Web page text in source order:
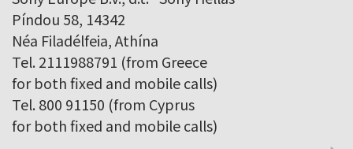
Píndou 58, 14342
Néa Filadélfeia, Athína
Tel. 2111988791 (from Greece
for both fixed and mobile calls)
Tel. 800 91150 (from Cyprus
for both fixed and mobile calls)